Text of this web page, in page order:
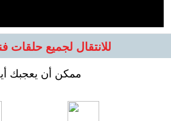
للانتقال لجميع حلقات
ممكن أن يعجبك